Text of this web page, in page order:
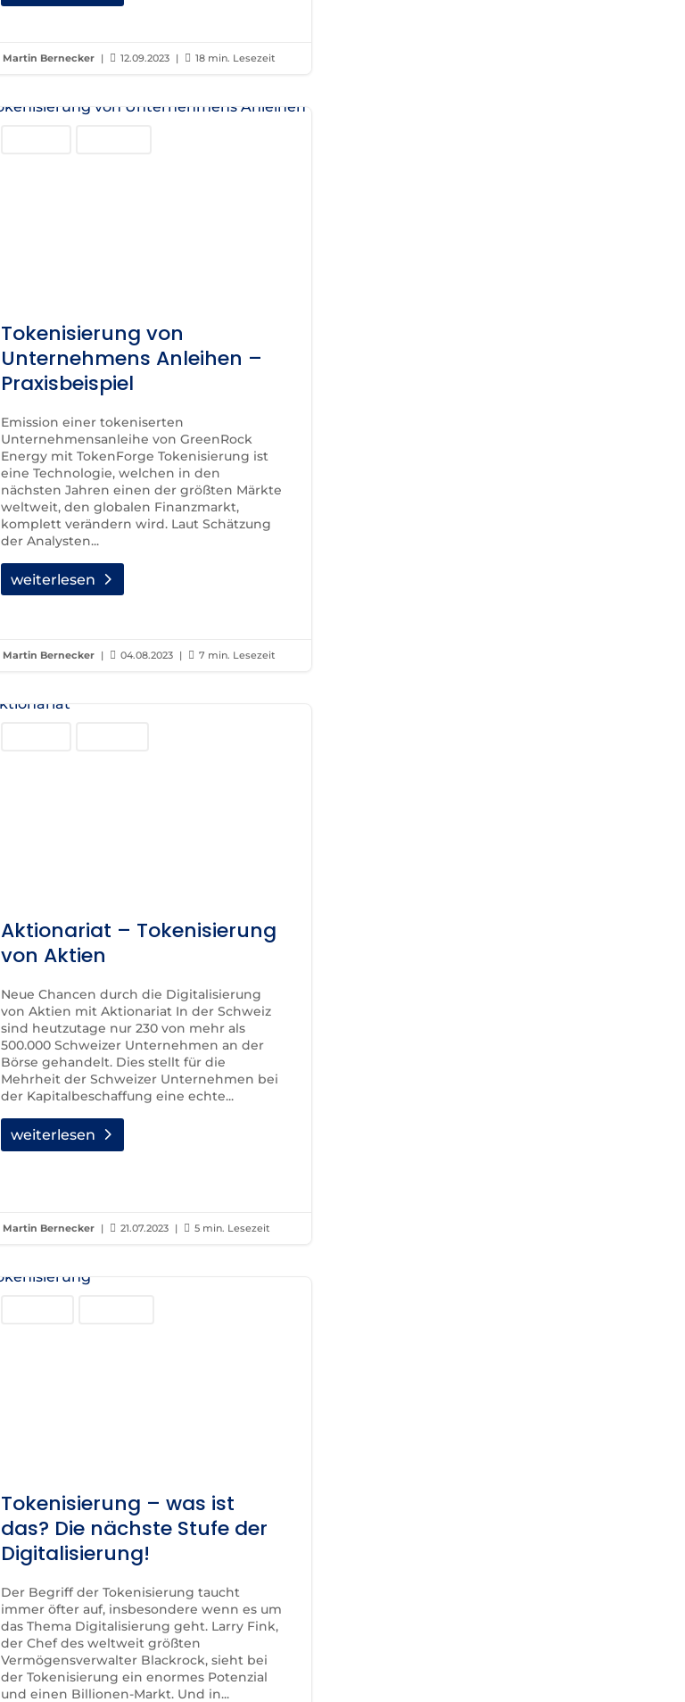
Martin Bernecker |  12.09.2023 |  18 min. Lesezeit
Tokenisierung von
Unternehmens Anleihen –
Praxisbeispiel
Emission einer tokeniserten
Unternehmensanleihe von GreenRock
Energy mit TokenForge Tokenisierung ist
eine Technologie, welchen in den
nächsten Jahren einen der größten Märkte
weltweit, den globalen Finanzmarkt,
komplett verändern wird. Laut Schätzung
der Analysten...
weiterlesen
Martin Bernecker |  04.08.2023 |  7 min. Lesezeit
Aktionariat – Tokenisierung
von Aktien
Neue Chancen durch die Digitalisierung
von Aktien mit Aktionariat In der Schweiz
sind heutzutage nur 230 von mehr als
500.000 Schweizer Unternehmen an der
Börse gehandelt. Dies stellt für die
Mehrheit der Schweizer Unternehmen bei
der Kapitalbeschaffung eine echte...
weiterlesen
Martin Bernecker |  21.07.2023 |  5 min. Lesezeit
Tokenisierung – was ist
das? Die nächste Stufe der
Digitalisierung!
Der Begriff der Tokenisierung taucht
immer öfter auf, insbesondere wenn es um
das Thema Digitalisierung geht. Larry Fink,
der Chef des weltweit größten
Vermögensverwalter Blackrock, sieht bei
der Tokenisierung ein enormes Potenzial
und einen Billionen-Markt. Und in...